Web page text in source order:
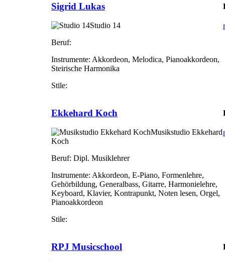
Sigrid Lukas
Studio 14
Beruf:
Instrumente: Akkordeon, Melodica, Pianoakkordeon,
Steirische Harmonika
Stile:
Ekkehard Koch
Musikstudio Ekkehard
Koch
Beruf: Dipl. Musiklehrer
Instrumente: Akkordeon, E-Piano, Formenlehre,
Gehörbildung, Generalbass, Gitarre, Harmonielehre,
Keyboard, Klavier, Kontrapunkt, Noten lesen, Orgel,
Pianoakkordeon
Stile:
RPJ Musicschool